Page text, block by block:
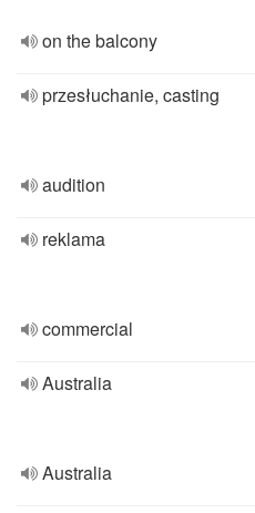
on the balcony
przesłuchanie, casting
audition
reklama
commercial
Australia
Australia